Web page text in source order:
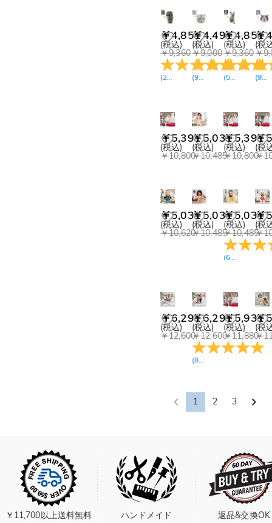
￥4,851
(税込)
￥9,360
(22 レビュー
￥4,491
(税込)
￥9,000
(9 レビュー)
￥4,851
(税込)
￥9,360
(5 レビュー)
￥
(税
￥
(9
￥5,391
(税込)
￥10,800
￥5,031
(税込)
￥10,485
￥5,391
(税込)
￥10,800
￥
(税
￥
￥5,031
(税込)
￥10,620
￥5,031
(税込)
￥10,485
￥5,031
(税込)
￥10,485
(6
￥
(税
￥
￥6,291
(税込)
￥12,600
￥6,291
(税込)
￥12,600
(8
￥5,931
(税込)
￥11,880
￥
(税
￥
1 2 3
￥11,700以上送料無料 ハンドメイド 返品&交換OK